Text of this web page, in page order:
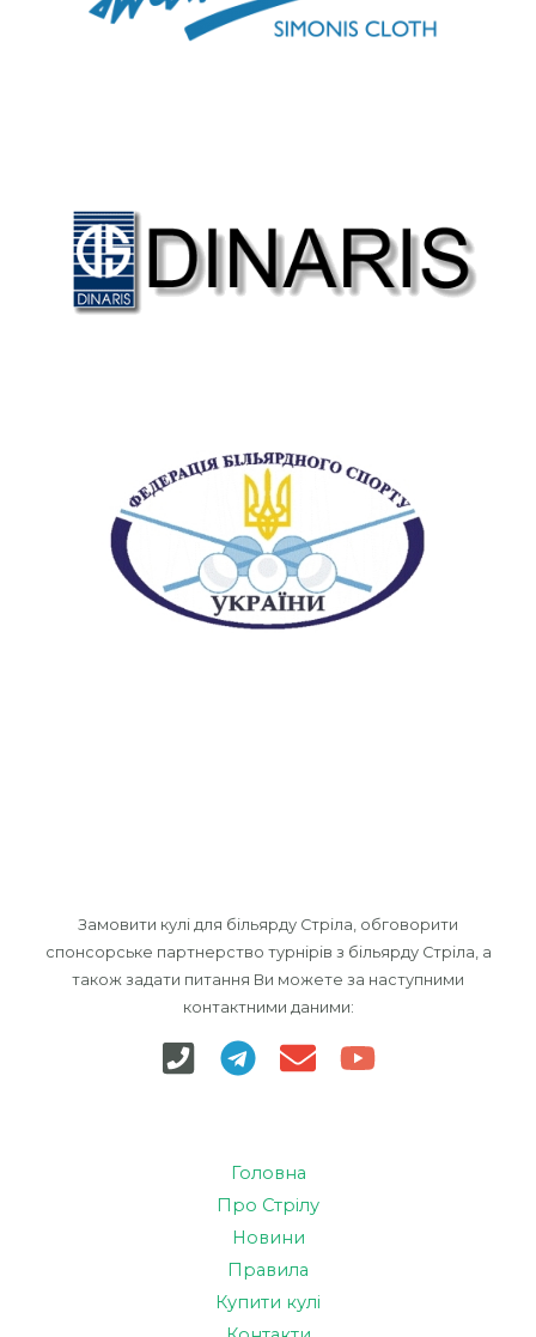
Замовити кулі для більярду Стріла, обговорити
спонсорське партнерство турнірів з більярду Стріла, а
також задати питання Ви можете за наступними
контактними даними:
Головна
Про Стрілу
Новини
Правила
Купити кулі